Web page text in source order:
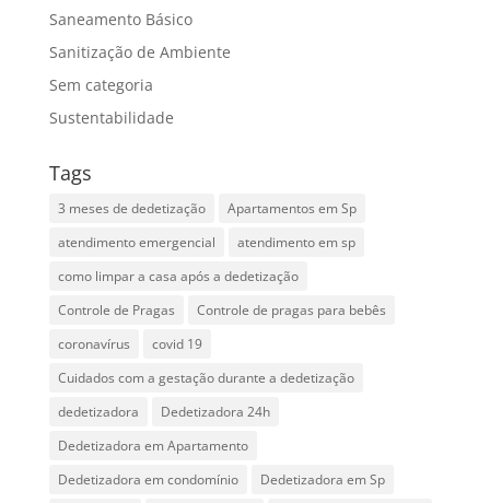
Saneamento Básico
Sanitização de Ambiente
Sem categoria
Sustentabilidade
Tags
3 meses de dedetização
Apartamentos em Sp
atendimento emergencial
atendimento em sp
como limpar a casa após a dedetização
Controle de Pragas
Controle de pragas para bebês
coronavírus
covid 19
Cuidados com a gestação durante a dedetização
dedetizadora
Dedetizadora 24h
Dedetizadora em Apartamento
Dedetizadora em condomínio
Dedetizadora em Sp